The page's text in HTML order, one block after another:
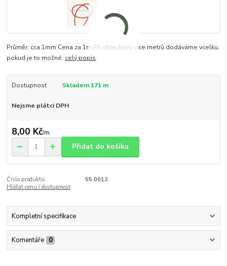
Průměr: cca 1mm Cena za 1m Při objednání více metrů dodáváme vcelku,
pokud je to možné. celý popis
Dostupnost Skladem 171 m
Nejsme plátci DPH
8,00 Kč/m
Přidat do košíku
Číslo produktu:
55 0012
Hlídat cenu / dostupnost
Kompletní specifikace
Komentáře 0